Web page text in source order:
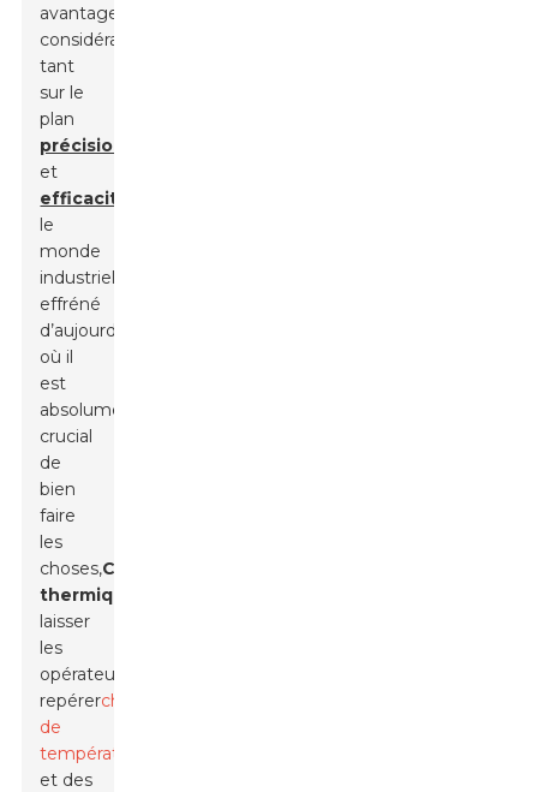
avantages
considérables,
tant
sur le
plan
précision
et
efficacité
le
monde
industriel
effréné
d’aujourd’hui,
où il
est
absolument
crucial
de
bien
faire
les
choses,Caméra
thermique
laisser
les
opérateurs
repérerchangements
de
température
et des